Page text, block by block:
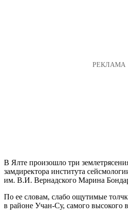
В Ялте произошло три
замдиректора института
им. В.И. Вернадского Марина
По ее словам, слабо ощутимые
в районе Учан-Су, самого высокого